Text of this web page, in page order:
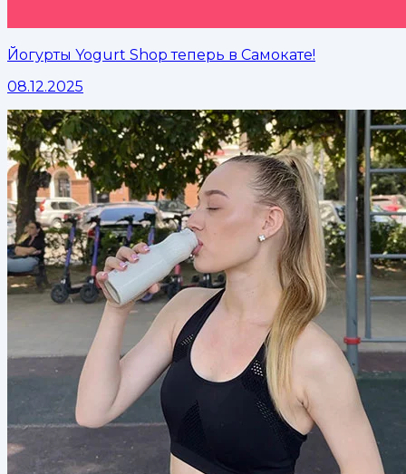
Йогурты Yogurt Shop теперь в Самокате!
08.12.2025